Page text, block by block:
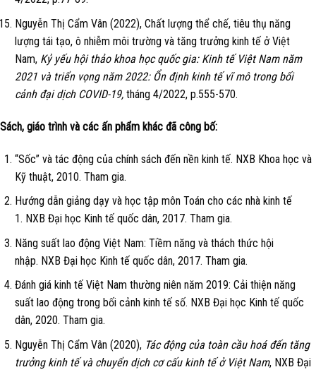
Nguyễn Thị Cẩm Vân (2022), Chất lượng thể chế, tiêu thụ năng
lượng tái tạo, ô nhiễm môi trường và tăng trưởng kinh tế ở Việt
Nam, Kỷ yếu hội thảo khoa học quốc gia: Kinh tế Việt Nam năm
2021 và triển vọng năm 2022: Ổn định kinh tế vĩ mô trong bối
cảnh đại dịch COVID-19, tháng 4/2022, p.555-570.
Sách, giáo trình và các ấn phẩm khác đã công bố:
“Sốc” và tác động của chính sách đến nền kinh tế. NXB Khoa học và
Kỹ thuật, 2010. Tham gia.
Hướng dẫn giảng dạy và học tập môn Toán cho các nhà kinh tế
1. NXB Đại học Kinh tế quốc dân, 2017. Tham gia.
Năng suất lao động Việt Nam: Tiềm năng và thách thức hội
nhập. NXB Đại học Kinh tế quốc dân, 2017. Tham gia.
Đánh giá kinh tế Việt Nam thường niên năm 2019: Cải thiện năng
suất lao động trong bối cảnh kinh tế số. NXB Đại học Kinh tế quốc
dân, 2020. Tham gia.
Nguyễn Thị Cẩm Vân (2020), Tác động của toàn cầu hoá đến tăng
trưởng kinh tế và chuyển dịch cơ cấu kinh tế ở Việt Nam, NXB Đại